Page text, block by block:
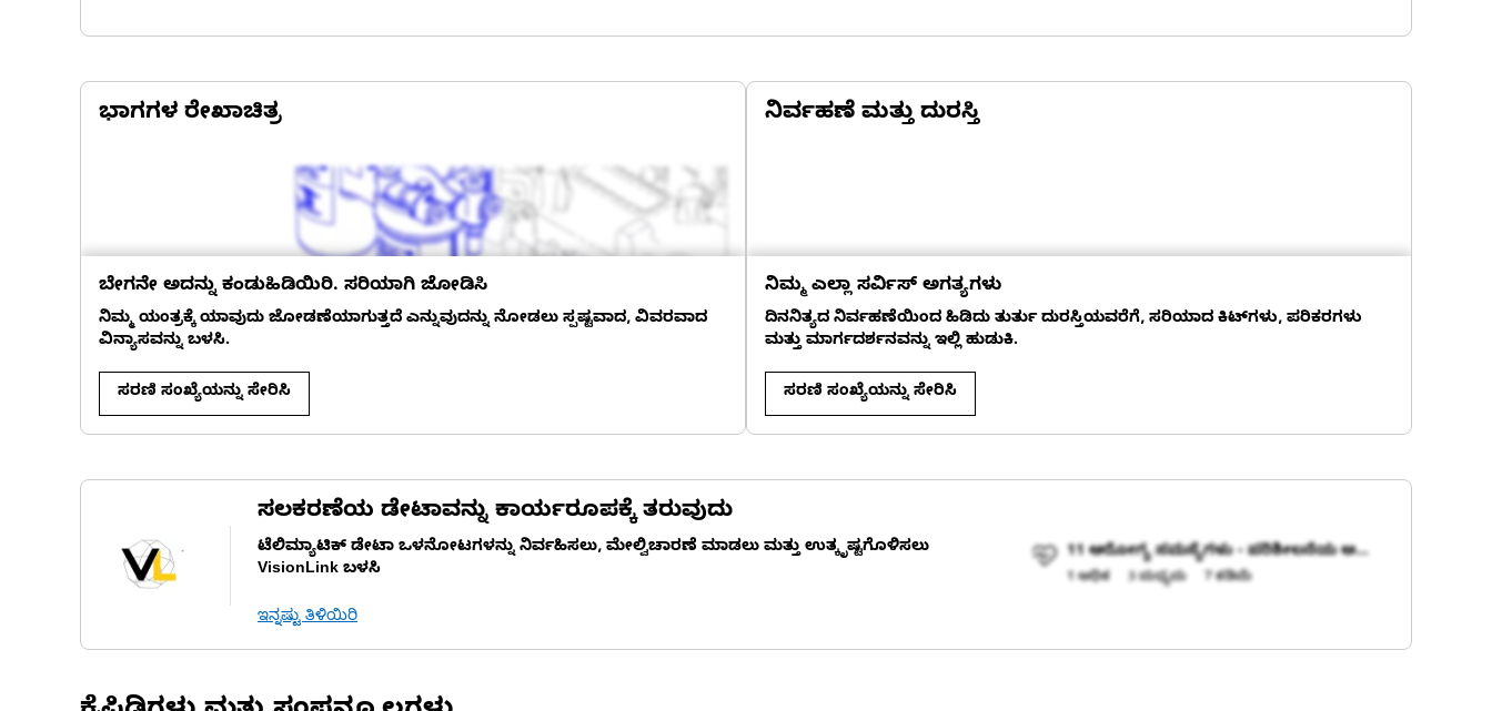
ಭಾಗಗಳ ರೇಖಾಚಿತ್ರ
ಬೇಗನೇ ಅದನ್ನು ಕಂಡುಹಿಡಿಯಿರಿ. ಸರಿಯಾಗಿ ಜೋಡಿಸಿ
ನಿಮ್ಮ ಯಂತ್ರಕ್ಕೆ ಯಾವುದು ಜೋಡಣೆಯಾಗುತ್ತದೆ ಎನ್ನುವುದನ್ನು ನೋಡಲು ಸ್ಪಷ್ಟವಾದ, ವಿವರವಾದ
ವಿನ್ಯಾಸವನ್ನು ಬಳಸಿ.
ಸರಣಿ ಸಂಖ್ಯೆಯನ್ನು ಸೇರಿಸಿ
ನಿರ್ವಹಣೆ ಮತ್ತು ದುರಸ್ತಿ
ನಿಮ್ಮ ಎಲ್ಲಾ ಸರ್ವಿಸ್ ಅಗತ್ಯಗಳು
ದಿನನಿತ್ಯದ ನಿರ್ವಹಣೆಯಿಂದ ಹಿಡಿದು ತುರ್ತು ದುರಸ್ತಿಯವರೆಗೆ, ಸರಿಯಾದ ಕಿಟ್‌ಗಳು, ಪರಿಕರಗಳು
ಮತ್ತು ಮಾರ್ಗದರ್ಶನವನ್ನು ಇಲ್ಲಿ ಹುಡುಕಿ.
ಸರಣಿ ಸಂಖ್ಯೆಯನ್ನು ಸೇರಿಸಿ
ಸಲಕರಣೆಯ ಡೇಟಾವನ್ನು ಕಾರ್ಯರೂಪಕ್ಕೆ ತರುವುದು
ಟೆಲಿಮ್ಯಾಟಿಕ್ ಡೇಟಾ ಒಳನೋಟಗಳನ್ನು ನಿರ್ವಹಿಸಲು, ಮೇಲ್ವಿಚಾರಣೆ ಮಾಡಲು ಮತ್ತು ಉತ್ಕೃಷ್ಟಗೊಳಿಸಲು
VisionLink ಬಳಸಿ
ಇನ್ನಷ್ಟು ತಿಳಿಯಿರಿ
11 ಆರೋಗ್ಯ ಸಮಸ್ಯೆಗಳು - ಪರಿಶೀಲನೆಯ ಅಗತ್ಯವಿದೆ
1 ಅಧಿಕ 3 ಮಧ್ಯಮ 7 ಕಡಿಮೆ